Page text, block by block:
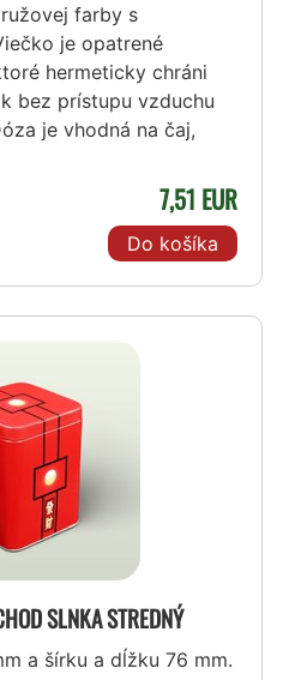
farby s
je opatrené
hermeticky chráni
bez prístupu vzduchu
je vhodná na čaj,
7,51 EUR
Do košíka
SLNKA STREDNÝ
a šírku a dĺžku 76 mm.